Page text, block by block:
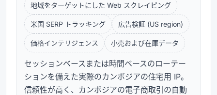
地域をターゲットにした Web スクレイピング
米国 SERP トラッキング 広告検証 (US region)
価格インテリジェンス 小売および在庫データ
セッションベースまたは時間ベースのローテー
ションを備えた実際のカンボジアの住宅用 IP。
信頼性が高く、カンボジアの電子商取引の自動